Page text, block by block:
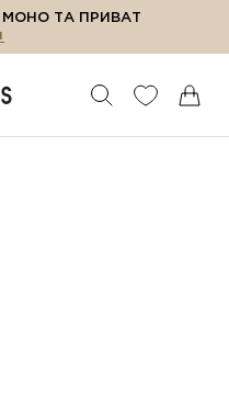
МОНО ТА ПРИВАТ